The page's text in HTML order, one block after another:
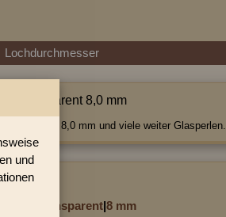
Lochdurchmesser
transparent 8,0 mm
transparent 8,0 mm und viele weiter Glasperlen.
transparent|8 mm
und